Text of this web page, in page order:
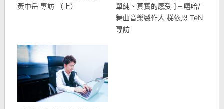
黃中岳 專訪 （上）
單純、真實的感受 ] – 嘻哈/
舞曲音樂製作人 梯依恩 TeN
專訪